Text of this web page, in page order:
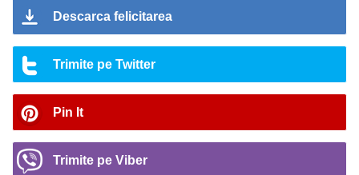
Descarca felicitarea
Trimite pe Twitter
Pin It
Trimite pe Viber